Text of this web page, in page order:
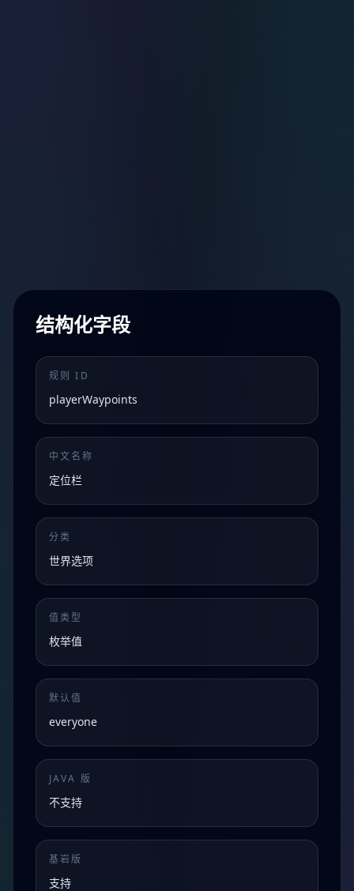
结构化字段
规则 ID
playerWaypoints
中文名称
定位栏
分类
世界选项
值类型
枚举值
默认值
everyone
JAVA 版
不支持
基岩版
支持